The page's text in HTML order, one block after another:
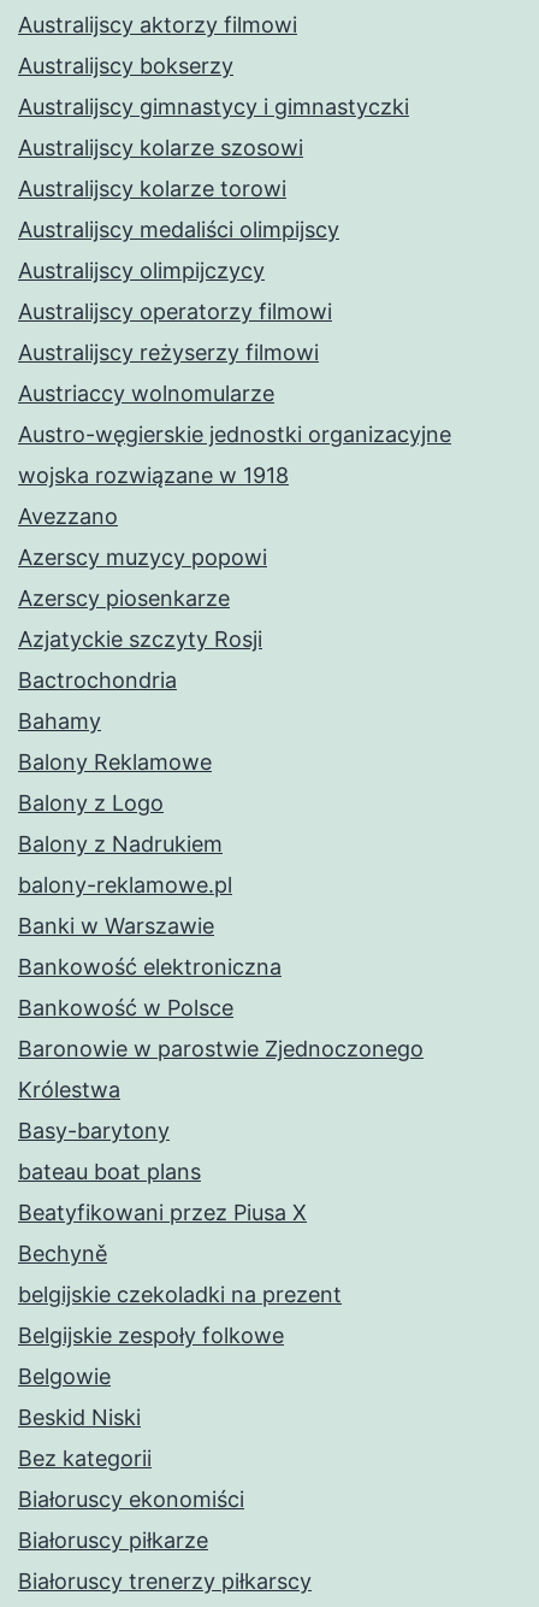
Australijscy aktorzy filmowi
Australijscy bokserzy
Australijscy gimnastycy i gimnastyczki
Australijscy kolarze szosowi
Australijscy kolarze torowi
Australijscy medaliści olimpijscy
Australijscy olimpijczycy
Australijscy operatorzy filmowi
Australijscy reżyserzy filmowi
Austriaccy wolnomularze
Austro-węgierskie jednostki organizacyjne
wojska rozwiązane w 1918
Avezzano
Azerscy muzycy popowi
Azerscy piosenkarze
Azjatyckie szczyty Rosji
Bactrochondria
Bahamy
Balony Reklamowe
Balony z Logo
Balony z Nadrukiem
balony-reklamowe.pl
Banki w Warszawie
Bankowość elektroniczna
Bankowość w Polsce
Baronowie w parostwie Zjednoczonego
Królestwa
Basy-barytony
bateau boat plans
Beatyfikowani przez Piusa X
Bechyně
belgijskie czekoladki na prezent
Belgijskie zespoły folkowe
Belgowie
Beskid Niski
Bez kategorii
Białoruscy ekonomiści
Białoruscy piłkarze
Białoruscy trenerzy piłkarscy